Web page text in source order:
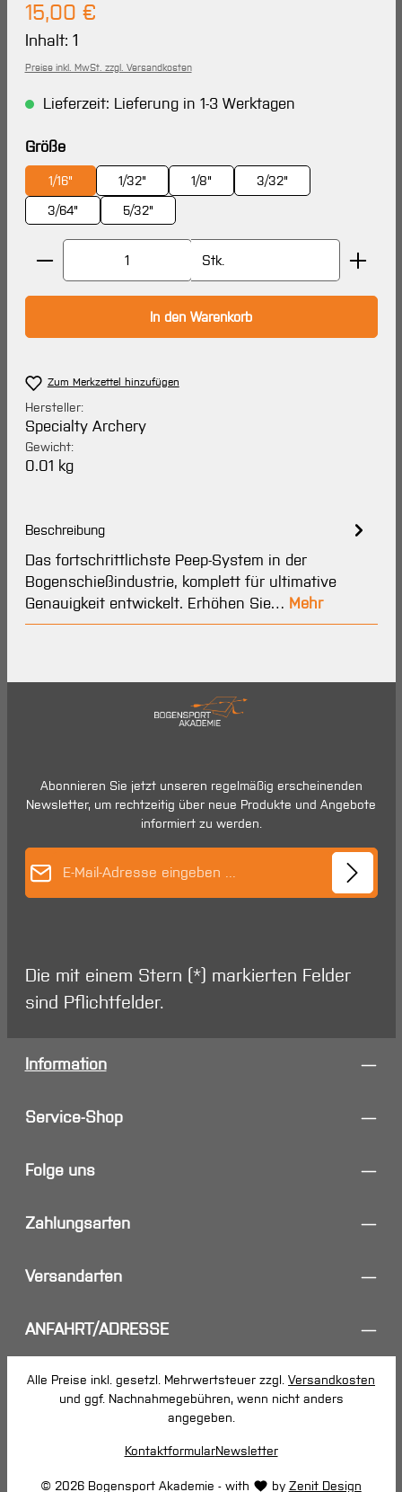
Regulärer Preis:
15,00 €
Inhalt: 1
Preise inkl. MwSt. zzgl. Versandkosten
Lieferzeit: Lieferung in 1-3 Werktagen
Größeauswählen
1/16" 1/32" 1/8"
3/32"
3/64"
5/32"
Produkt Anzahl: Gib den gewünschten Wert ein
Stk.
In den Warenkorb
Zum Merkzettel hinzufügen
Hersteller:
Specialty Archery
Gewicht:
0.01 kg
Beschreibung
Das fortschrittlichste Peep-System in der
Bogenschießindustrie, komplett für ultimative
Genauigkeit entwickelt. Erhöhen Sie… Mehr
Abonnieren Sie jetzt unseren regelmäßig erscheinenden
Newsletter, um rechtzeitig über neue Produkte und Angebote
informiert zu werden.
Die mit einem Stern (*) markierten Felder
sind Pflichtfelder.
Information
Service-Shop
Folge uns
Zahlungsarten
Versandarten
ANFAHRT/ADRESSE
Alle Preise inkl. gesetzl. Mehrwertsteuer zzgl. Versandkosten
und ggf. Nachnahmegebühren, wenn nicht anders
angegeben.
© 2026 Bogensport Akademie - with by Zenit Design
KontaktformularNewsletter